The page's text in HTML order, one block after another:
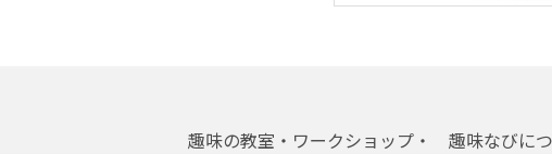
趣味の教室・ワークショップ・
趣味なびに